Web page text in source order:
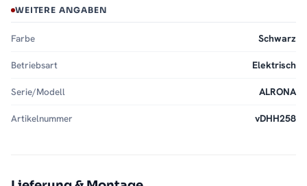
WEITERE ANGABEN
Farbe Schwarz
Betriebsart Elektrisch
Serie/Modell ALRONA
Artikelnummer vDHH258